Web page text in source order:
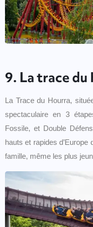
9. La trace du
La Trace du Hourra,
spectaculaire en 3
Fossile, et Double
hauts et rapides
famille, même les plus